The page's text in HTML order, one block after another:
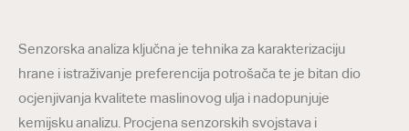
Senzorska analiza ključna je tehnika za karakterizaciju
hrane i istraživanje preferencija potrošača te je bitan dio
ocjenjivanja kvalitete maslinovog ulja i nadopunjuje
kemijsku analizu. Procjena senzorskih svojstava i